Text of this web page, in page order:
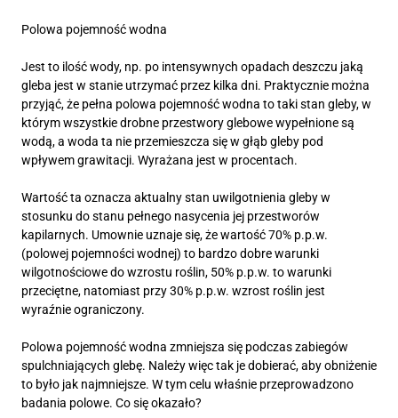
Polowa pojemność wodna
Jest to ilość wody, np. po intensywnych opadach deszczu jaką
gleba jest w stanie utrzymać przez kilka dni. Praktycznie można
przyjąć, że pełna polowa pojemność wodna to taki stan gleby, w
którym wszystkie drobne przestwory glebowe wypełnione są
wodą, a woda ta nie przemieszcza się w głąb gleby pod
wpływem grawitacji. Wyrażana jest w procentach.
Wartość ta oznacza aktualny stan uwilgotnienia gleby w
stosunku do stanu pełnego nasycenia jej przestworów
kapilarnych. Umownie uznaje się, że wartość 70% p.p.w.
(polowej pojemności wodnej) to bardzo dobre warunki
wilgotnościowe do wzrostu roślin, 50% p.p.w. to warunki
przeciętne, natomiast przy 30% p.p.w. wzrost roślin jest
wyraźnie ograniczony.
Polowa pojemność wodna zmniejsza się podczas zabiegów
spulchniających glebę. Należy więc tak je dobierać, aby obniżenie
to było jak najmniejsze. W tym celu właśnie przeprowadzono
badania polowe. Co się okazało?